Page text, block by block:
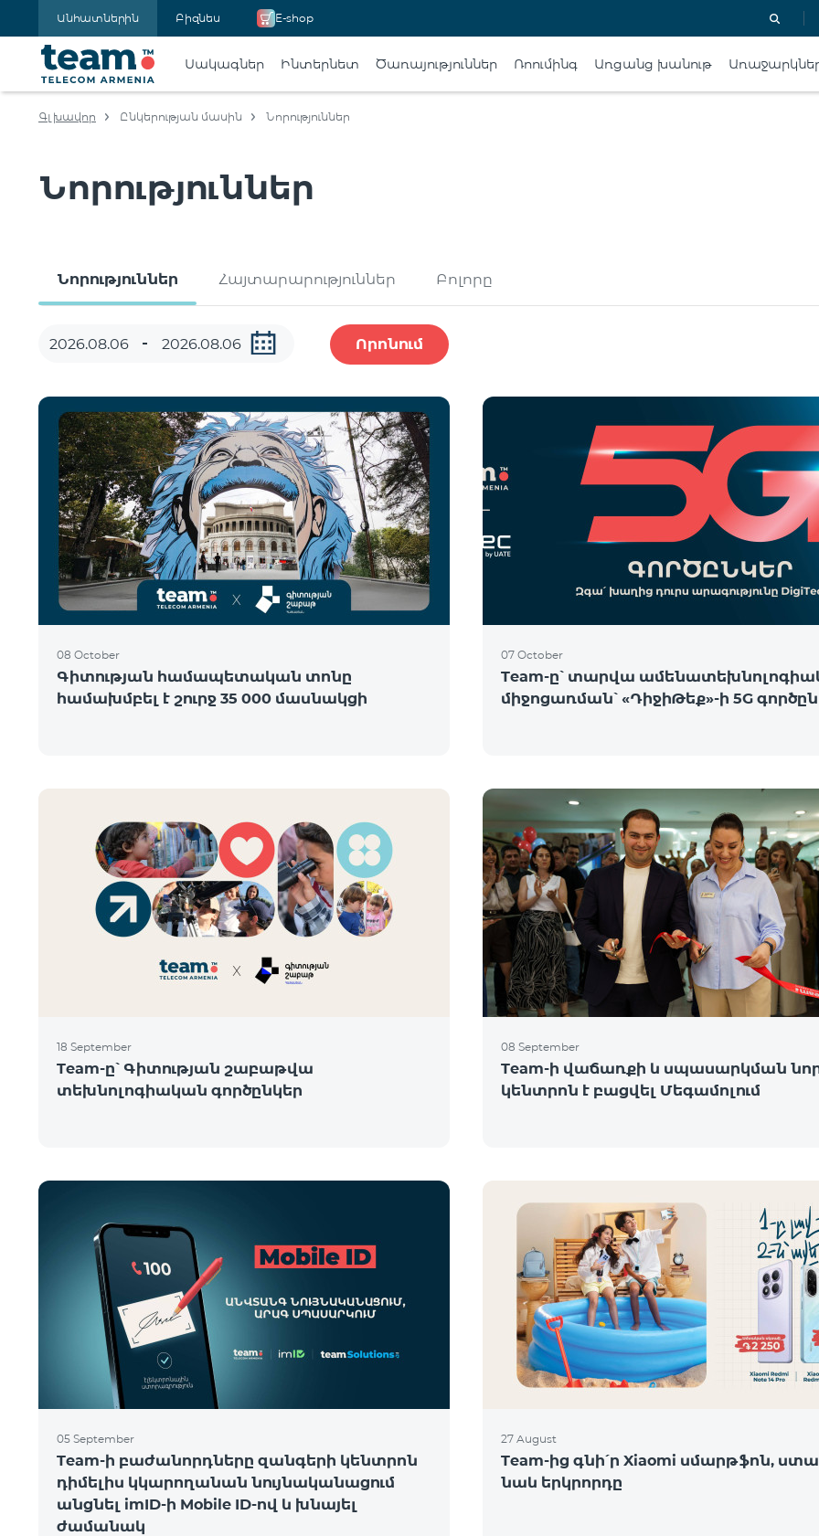
Անհատներին Բիզնես E-shop
Սակագներ Ինտերնետ Ծառայություններ Ռոումինգ Առցանց խանութ
Գլխավոր Ընկերության մասին Նորություններ
Նորություններ
Նորություններ Հայտարարություններ Բոլորը
Որոնում
08 October
Գիտության համապետական տոնը
համախմբել է շուրջ 35 000 մասնակցի
07 October
Team-ը՝ տարվա
միջոցառման՝ «ԴիջիԹեք»-ի 5G
18 September
Team-ը՝ Գիտության շաբաթվա
տեխնոլոգիական գործընկեր
08 September
Team-ի վաճառքի և սպասարկման
կենտրոն է բացվել Մեգամոլում
05 September
Team-ի բաժանորդները զանգերի կենտրոն
դիմելիս կկարողանան նույնականացում
անցնել imID-ի Mobile ID-ով և խնայել
ժամանակ
27 August
Team-ից գնի՛ր Xiaomi սմարթֆոն,
նաև երկրորդը